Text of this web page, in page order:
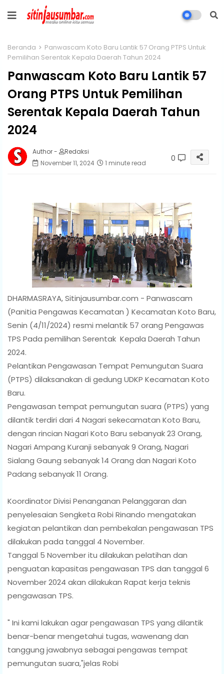
Beranda
Panwascam Koto Baru Lantik 57 Orang PTPS Untuk
Pemilihan Serentak Kepala Daerah Tahun 2024
Panwascam Koto Baru Lantik 57
Orang PTPS Untuk Pemilihan
Serentak Kepala Daerah Tahun
2024
Author -
Redaksi
November 11, 2024
1 minute read 0
DHARMASRAYA, Sitinjausumbar.com - Panwascam
(Panitia Pengawas Kecamatan ) Kecamatan Koto Baru,
Senin (4/11/2024) resmi melantik 57 orang Pengawas
TPS Pada pemilihan Serentak Kepala Daerah Tahun
2024.
Pelantikan Pengawasan Tempat Pemungutan Suara
(PTPS) dilaksanakan di gedung UDKP Kecamatan Koto
Baru.
Pengawasan tempat pemungutan suara (PTPS) yang
dilantik terdiri dari 4 Nagari sekecamatan Koto Baru,
dengan rincian Nagari Koto Baru sebanyak 23 Orang,
Nagari Ampang Kuranji sebanyak 9 Orang, Nagari
Sialang Gaung sebanyak 14 Orang dan Nagari Koto
Padang sebanyak 11 Orang.
Koordinator Divisi Penanganan Pelanggaran dan
penyelesaian Sengketa Robi Rinando mengatakan
kegiatan pelantikan dan pembekalan pengawasan TPS
dilakukan pada tanggal 4 November.
Tanggal 5 November itu dilakukan pelatihan dan
penguatan kapasitas pengawasan TPS dan tanggal 6
November 2024 akan dilakukan Rapat kerja teknis
pengawasan TPS.
" Ini kami lakukan agar pengawasan TPS yang dilantik
benar-benar mengetahui tugas, wawenang dan
tanggung jawabnya sebagai pengawas tempat
pemungutan suara,"jelas Robi